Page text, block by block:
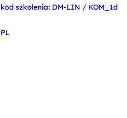
kod szkolenia: DM-LIN / KOM_1d
PL